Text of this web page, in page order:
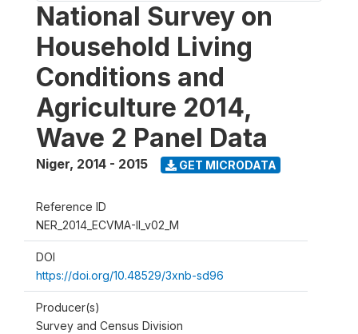
National Survey on
Household Living
Conditions and
Agriculture 2014,
Wave 2 Panel Data
Niger, 2014 - 2015 GET MICRODATA
Reference ID
NER_2014_ECVMA-II_v02_M
DOI
https://doi.org/10.48529/3xnb-sd96
Producer(s)
Survey and Census Division